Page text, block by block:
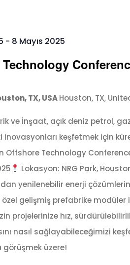
- 8 Mayıs 2025
TX, USAHouston, TX,
ve İnşaat, açık deniz petrol,
inovasyonları keşfetmek için
Offshore Technology
Lokasyon: NRG Park,
yenilenebilir enerji
gelişmiş prefabrike
projelerinize hız,
nasıl sağlayabileceğimizi
görüşmek üzere!